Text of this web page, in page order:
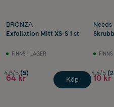
BRONZA
Exfoliation Mitt XS-S 1 st
FINNS I LAGER
4.6/5 (5)
64 kr Köp
Needs
4.4/5
10 kr